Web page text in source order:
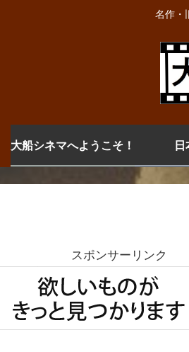
名作・
大船シネマへようこそ！
スポンサーリンク